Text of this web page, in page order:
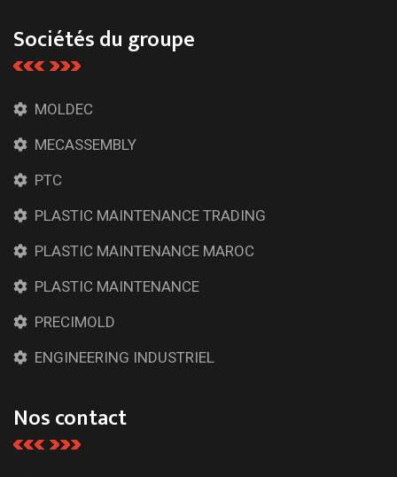
Sociétés du groupe
MOLDEC
MECASSEMBLY
PTC
PLASTIC MAINTENANCE TRADING
PLASTIC MAINTENANCE MAROC
PLASTIC MAINTENANCE
PRECIMOLD
ENGINEERING INDUSTRIEL
Nos contact